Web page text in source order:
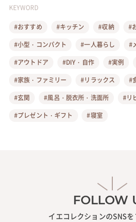
KEYWORD
#おすすめ #キッチン #収納
#
#小型・コンパクト
#一人暮らし
#
#アウトドア
#DIY・自作 #実例
#家族・ファミリー
#リラックス
#
#玄関
#風呂・脱衣所・洗面所 #リ
#プレゼント・ギフト
#寝室
FOLLOW
イエコレクションのSNS